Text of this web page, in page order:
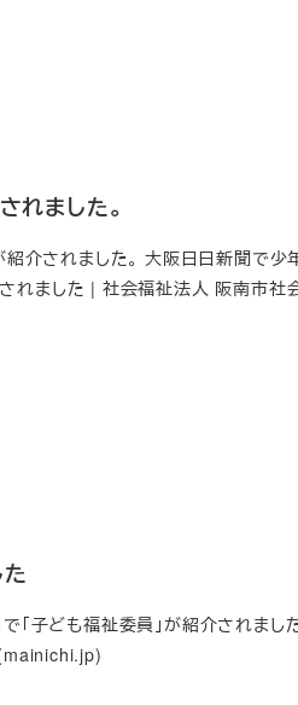
れました。
介されました。 大阪日日新聞で少
されました | 社会福祉法人 阪南市社
子ども福祉委員」が紹介されまし